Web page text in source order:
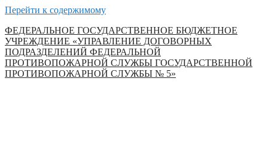
Перейти к содержимому
ФЕДЕРАЛЬНОЕ ГОСУДАРСТВЕННОЕ БЮДЖЕТНОЕ
УЧРЕЖДЕНИЕ «УПРАВЛЕНИЕ ДОГОВОРНЫХ
ПОДРАЗДЕЛЕНИЙ ФЕДЕРАЛЬНОЙ
ПРОТИВОПОЖАРНОЙ СЛУЖБЫ ГОСУДАРСТВЕННОЙ
ПРОТИВОПОЖАРНОЙ СЛУЖБЫ № 5»